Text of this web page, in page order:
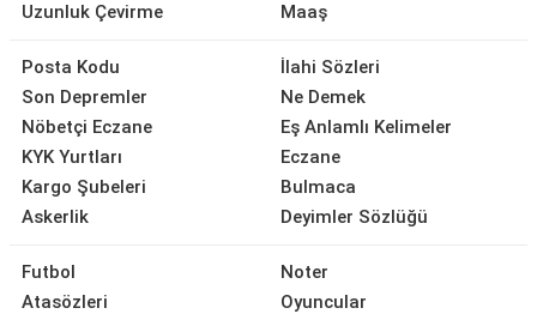
Uzunluk Çevirme
Maaş
Posta Kodu
Son Depremler
Nöbetçi Eczane
KYK Yurtları
Kargo Şubeleri
Askerlik
İlahi Sözleri
Ne Demek
Eş Anlamlı Kelimeler
Eczane
Bulmaca
Deyimler Sözlüğü
Futbol
Atasözleri
Noter
Oyuncular